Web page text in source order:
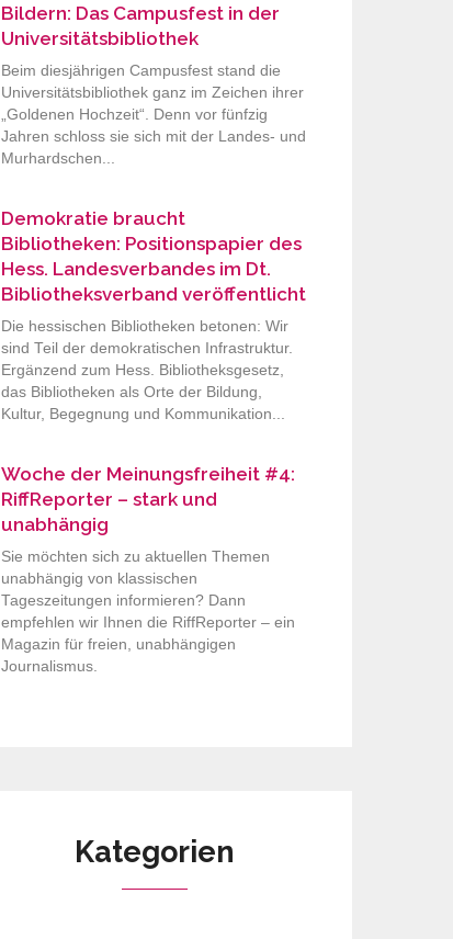
Bildern: Das Campusfest in der
Universitätsbibliothek
Beim diesjährigen Campusfest stand die
Universitätsbibliothek ganz im Zeichen ihrer
„Goldenen Hochzeit“. Denn vor fünfzig
Jahren schloss sie sich mit der Landes- und
Murhardschen...
Demokratie braucht
Bibliotheken: Positionspapier des
Hess. Landesverbandes im Dt.
Bibliotheksverband veröffentlicht
Die hessischen Bibliotheken betonen: Wir
sind Teil der demokratischen Infrastruktur.
Ergänzend zum Hess. Bibliotheksgesetz,
das Bibliotheken als Orte der Bildung,
Kultur, Begegnung und Kommunikation...
Woche der Meinungsfreiheit #4:
RiffReporter – stark und
unabhängig
Sie möchten sich zu aktuellen Themen
unabhängig von klassischen
Tageszeitungen informieren? Dann
empfehlen wir Ihnen die RiffReporter – ein
Magazin für freien, unabhängigen
Journalismus.
Kategorien